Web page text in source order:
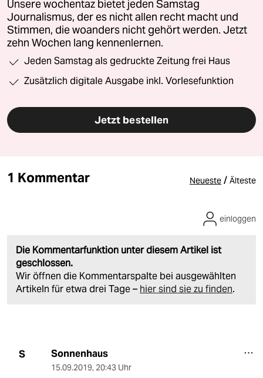
Unsere wochentaz bietet jeden Samstag
Journalismus, der es nicht allen recht macht und
Stimmen, die woanders nicht gehört werden. Jetzt
zehn Wochen lang kennenlernen.
Jeden Samstag als gedruckte Zeitung frei Haus
Zusätzlich digitale Ausgabe inkl. Vorlesefunktion
Jetzt bestellen
1 Kommentar Neueste / Älteste
Die Kommentarfunktion unter diesem Artikel ist
geschlossen.
Wir öffnen die Kommentarspalte bei ausgewählten
Artikeln für etwa drei Tage – hier sind sie zu finden.
einloggen
S Sonnenhaus
15.09.2019, 20:43 Uhr